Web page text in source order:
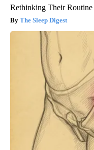
Rethinking Their Routine
The Sleep Digest